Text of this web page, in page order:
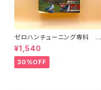
ゼロハンチューニング専科 モ
ーターファン別冊
¥1,540
30%OFF